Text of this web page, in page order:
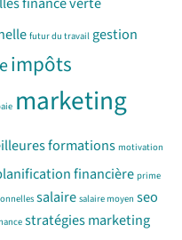
futur du travail gestion
impôts
marketing
formations motivation
financièreprime
salaire salaire moyen seo
stratégies marketing